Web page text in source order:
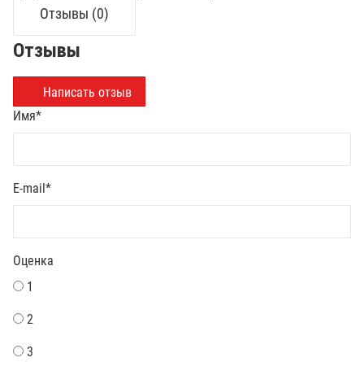
Отзывы (0)
Отзывы
Написать отзыв
Имя*
E-mail*
Оценка
1
2
3